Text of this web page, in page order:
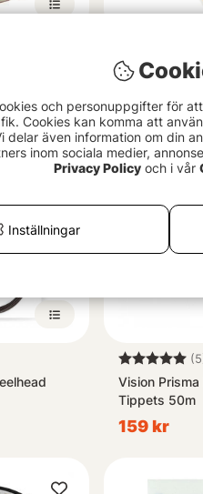
99 kr
Betyg:
Vision
Tippets 50m
159 kr
och personuppgifter för
Cookies kan komma att
delar även information om din
inom sociala medier,
Privacy Policyoch i vår
Inställningar